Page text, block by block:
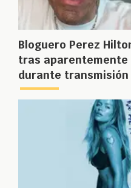
Bloguero Perez
tras
durante transmisión